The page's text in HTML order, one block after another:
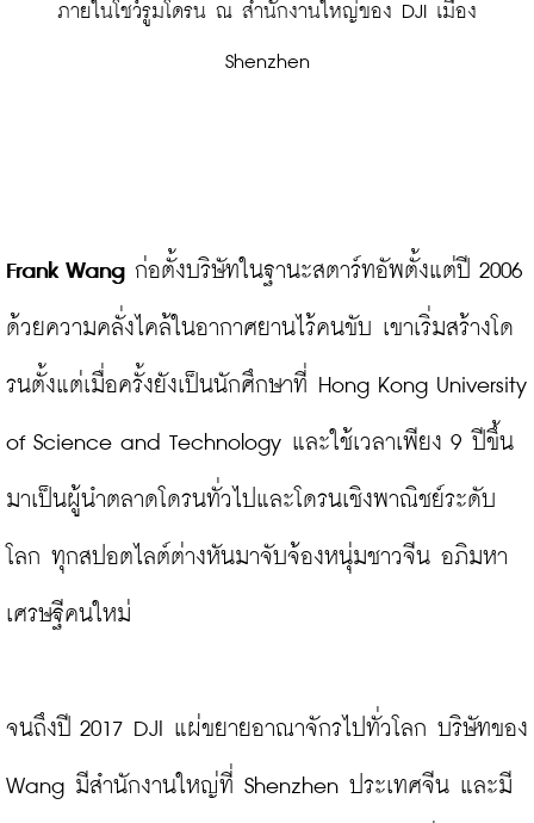
Shenzhen
Frank Wang ก่อตั้งบริษัทในฐานะสตาร์ทอัพตั้งแต่ปี 2006
ด้วยความคลั่งไคล้ในอากาศยานไร้คนขับ เขาเริ่มสร้างโด
รนตั้งแต่เมื่อครั้งยังเป็นนักศึกษาที่ Hong Kong University
of Science and Technology และใช้เวลาเพียง 9 ปีขึ้น
มาเป็นผู้นำตลาดโดรนทั่วไปและโดรนเชิงพาณิชย์ระดับ
โลก ทุกสปอตไลต์ต่างหันมาจับจ้องหนุ่มชาวจีน อภิมหา
เศรษฐีคนใหม่
จนถึงปี 2017 DJI แผ่ขยายอาณาจักรไปทั่วโลก บริษัทของ
Wang มีสำนักงานใหญ่ที่ Shenzhen ประเทศจีน และมี